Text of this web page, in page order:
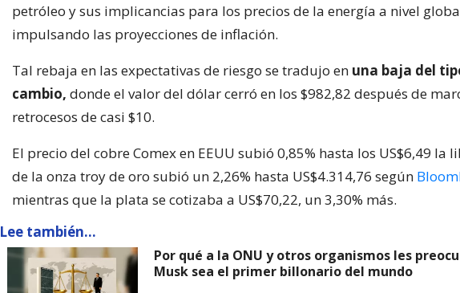
petróleo y sus implicancias para los precios de la energía a nivel
impulsando las proyecciones de inflación.
Tal rebaja en las expectativas de riesgo se tradujo en una baja del
cambio, donde el valor del dólar cerró en los $982,82 después de
retrocesos de casi $10.
El precio del cobre Comex en EEUU subió 0,85% hasta los US$6,49 la
de la onza troy de oro subió un 2,26% hasta US$4.314,76 según
mientras que la plata se cotizaba a US$70,22, un 3,30% más.
Lee también...
Por qué a la ONU y otros organismos les
Musk sea el primer billonario del mundo